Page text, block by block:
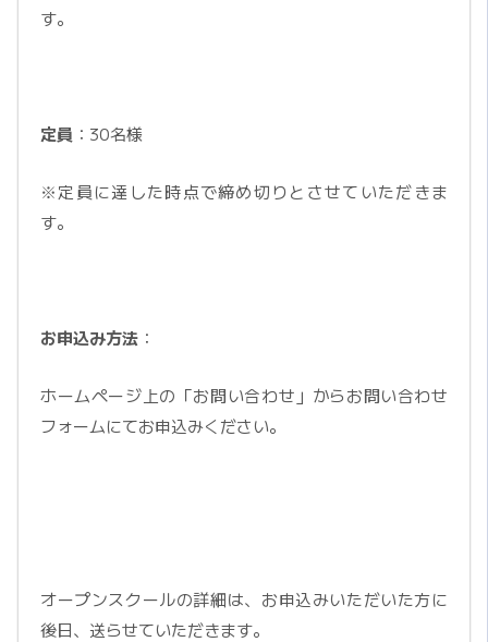
す。
定員 ：30名様
※定員に達した時点で締め切りとさせていただきま
す。
お申込み方法 ：
ホームページ上の「お問い合わせ」からお問い合わせ
フォームにてお申込みください。
オープンスクールの詳細は、お申込みいただいた方に
後日、送らせていただきます。